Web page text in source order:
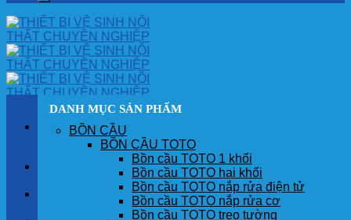
DANH MỤC SẢN PHẨM
BỒN CẦU
BỒN CẦU TOTO
Bồn cầu TOTO 1 khối
Bồn cầu TOTO hai khối
Bồn cầu TOTO nắp rửa điện tử
Bồn cầu TOTO nắp rửa cơ
Bồn cầu TOTO treo tường